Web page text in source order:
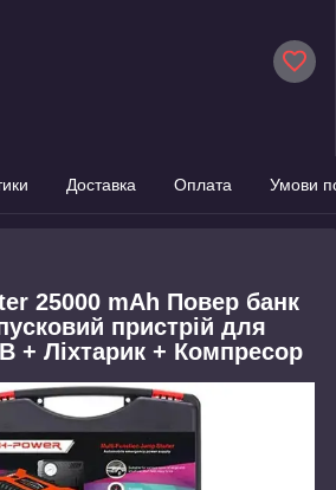
Доставка Оплата Умови
25000 mAh Повер банк
пристрій для
+ Ліхтарик + Компресор